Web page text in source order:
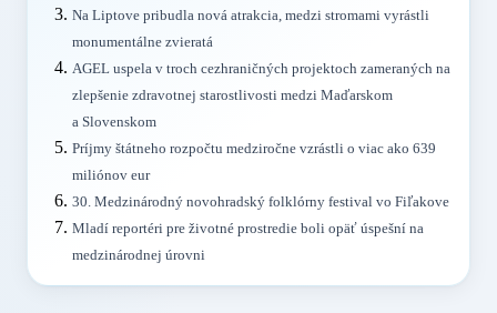
Na Liptove pribudla nová atrakcia, medzi stromami vyrástli
monumentálne zvieratá
AGEL uspela v troch cezhraničných projektoch zameraných na
zlepšenie zdravotnej starostlivosti medzi Maďarskom
a Slovenskom
Príjmy štátneho rozpočtu medziročne vzrástli o viac ako 639
miliónov eur
30. Medzinárodný novohradský folklórny festival vo Fiľakove
Mladí reportéri pre životné prostredie boli opäť úspešní na
medzinárodnej úrovni